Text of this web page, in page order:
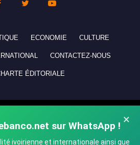
×
sur WhatsApp !
ivoirienne et internationale ainsi que
ECONOMIE CULTURE
CONTACTEZ-NOUS
ÉDITORIALE
- All rights reserved.